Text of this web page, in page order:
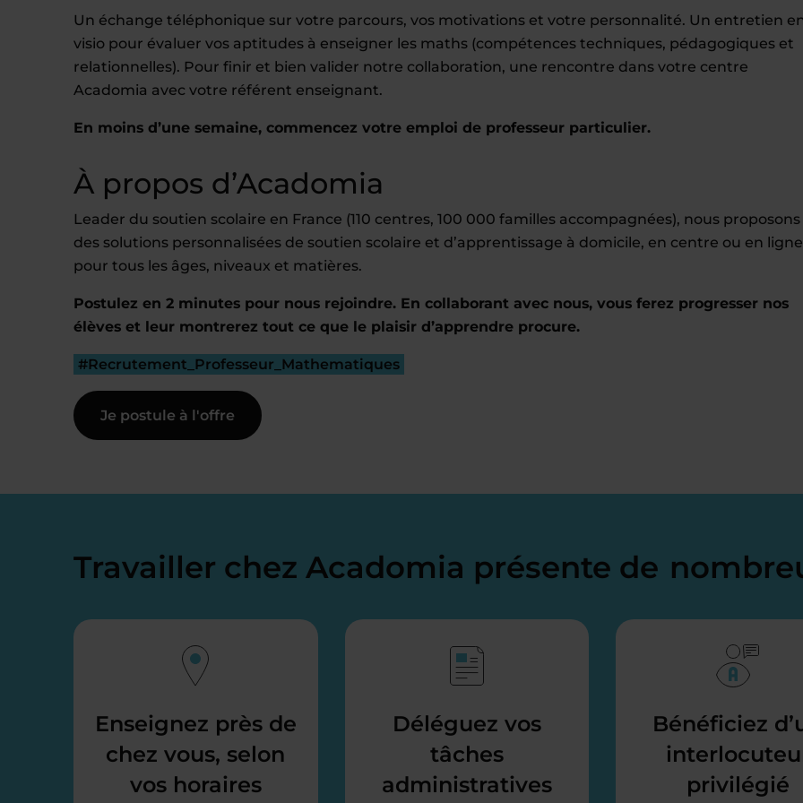
Un échange téléphonique sur votre parcours, vos motivations et votre personnalité. Un entretien
visio pour évaluer vos aptitudes à enseigner les maths (compétences techniques, pédagogiques et
relationnelles). Pour finir et bien valider notre collaboration, une rencontre dans votre centre
Acadomia avec votre référent enseignant.
En moins d’une semaine, commencez votre emploi de professeur particulier.
À propos d’Acadomia
Leader du soutien scolaire en France (110 centres, 100 000 familles accompagnées), nous proposons
des solutions personnalisées de soutien scolaire et d’apprentissage à domicile, en centre ou en
pour tous les âges, niveaux et matières.
Postulez en 2 minutes pour nous rejoindre. En collaborant avec nous, vous ferez progresser nos
élèves et leur montrerez tout ce que le plaisir d’apprendre procure.
#Recrutement_Professeur_Mathematiques
Je postule à l'offre
Travailler chez Acadomia présente de
Enseignez près de
chez vous, selon
vos horaires
Déléguez vos
tâches
administratives
Bénéficiez
privilégié